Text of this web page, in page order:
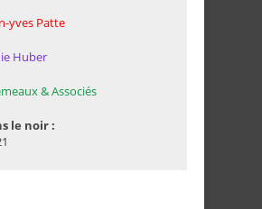
yves Patte
Huber
& Associés
le noir :